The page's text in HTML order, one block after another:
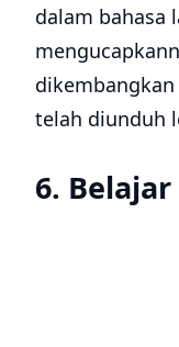
dalam bahasa
telah diunduh
6.